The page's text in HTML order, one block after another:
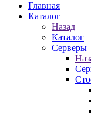
Главная
Каталог
Назад
Каталог
Серверы